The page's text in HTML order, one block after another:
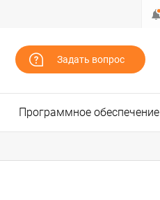
Задать вопрос
Программное обеспечение